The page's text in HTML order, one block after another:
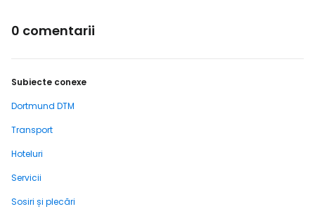
0 comentarii
Subiecte conexe
Dortmund DTM
Transport
Hoteluri
Servicii
Sosiri și plecări